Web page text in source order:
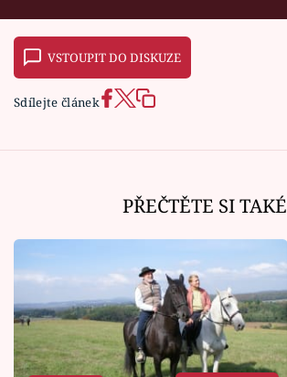
VSTOUPIT DO DISKUZE
Sdílejte článek
PŘEČTĚTE SI TAKÉ